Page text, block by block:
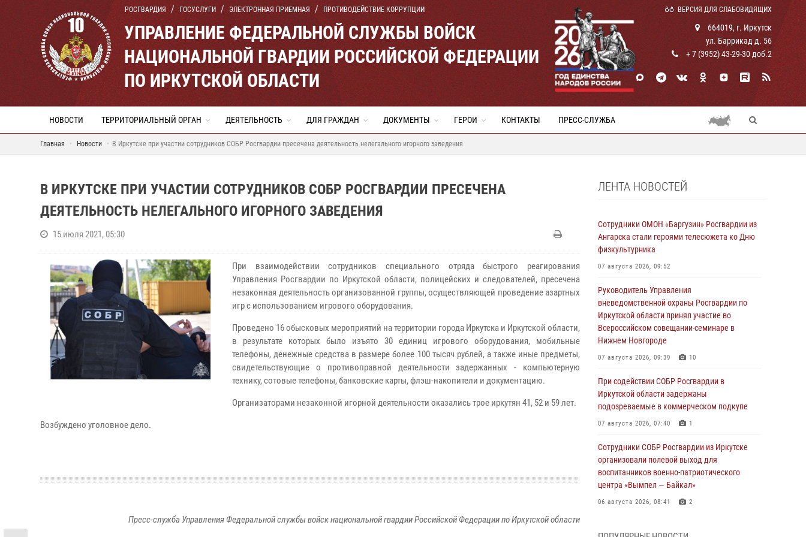
РОСГВАРДИЯ ГОСУСЛУГИ ЭЛЕКТРОННАЯ ПРИЕМНАЯ ПРОТИВОДЕЙСТВИЕ КОРРУПЦИИ ВЕРСИЯ ДЛЯ СЛАБОВИДЯЩИХ
УПРАВЛЕНИЕ ФЕДЕРАЛЬНОЙ СЛУЖБЫ ВОЙСК
НАЦИОНАЛЬНОЙ ГВАРДИИ РОССИЙСКОЙ ФЕДЕРАЦИИ
ПО ИРКУТСКОЙ ОБЛАСТИ
664019, г. Иркутск
ул. Баррикад д. 56
+ 7 (3952) 43-29-30 доб.2
НОВОСТИ ТЕРРИТОРИАЛЬНЫЙ ОРГАН ДЕЯТЕЛЬНОСТЬ ДЛЯ ГРАЖДАН ДОКУМЕНТЫ ГЕРОИ КОНТАКТЫ ПРЕСС-СЛУЖБА
Главная Новости В Иркутске при участии сотрудников СОБР Росгвардии пресечена деятельность нелегального игорного заведения
В ИРКУТСКЕ ПРИ УЧАСТИИ СОТРУДНИКОВ СОБР РОСГВАРДИИ ПРЕСЕЧЕНА
ДЕЯТЕЛЬНОСТЬ НЕЛЕГАЛЬНОГО ИГОРНОГО ЗАВЕДЕНИЯ
15 июля 2021, 05:30
При взаимодействии сотрудников специального отряда быстрого реагирования
Управления Росгвардии по Иркутской области, полицейских и следователей, пресечена
незаконная деятельность организованной группы, осуществляющей проведение азартных
игр с использованием игрового оборудования.
Проведено 16 обысковых мероприятий на территории города Иркутска и Иркутской области,
в результате которых было изъято 30 единиц игрового оборудования, мобильные
телефоны, денежные средства в размере более 100 тысяч рублей, а также иные предметы,
свидетельствующие о противоправной деятельности задержанных - компьютерную
технику, сотовые телефоны, банковские карты, флэш-накопители и документацию.
Организаторами незаконной игорной деятельности оказались трое иркутян 41, 52 и 59 лет.
Возбуждено уголовное дело.
Пресс-служба Управления Федеральной службы войск национальной гвардии Российской Федерации по Иркутской области
ЛЕНТА НОВОСТЕЙ
Сотрудники ОМОН «Баргузин» Росгвардии из
Ангарска стали героями телесюжета ко Дню
физкультурника
07 августа 2026, 09:52
Руководитель Управления
вневедомственной охраны Росгвардии по
Иркутской области принял участие во
Всероссийском совещании-семинаре в
Нижнем Новгороде
07 августа 2026, 09:39 10
При содействии СОБР Росгвардии в
Иркутской области задержаны
подозреваемые в коммерческом подкупе
07 августа 2026, 07:40 1
Сотрудники СОБР Росгвардии из Иркутске
организовали полевой выход для
воспитанников военно-патриотического
центра «Вымпел — Байкал»
06 августа 2026, 08:41 2